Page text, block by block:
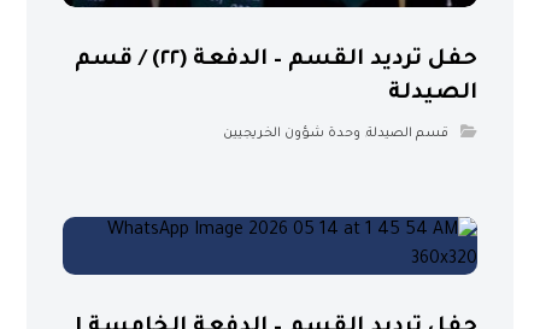
حفل ترديد القسم – الدفعة (٢٢) / قسم
الصيدلة
قسم الصيدلة, وحدة شؤون الخريجيين